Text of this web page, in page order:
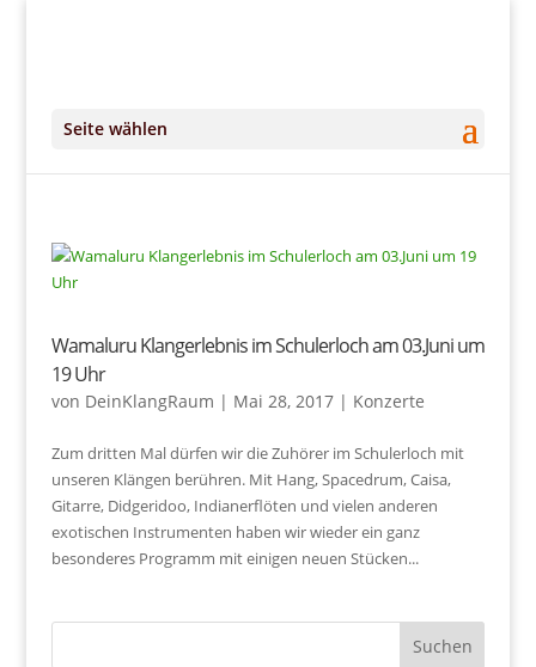
Seite wählen
Wamaluru Klangerlebnis im Schulerloch am 03.Juni um
19 Uhr
von DeinKlangRaum | Mai 28, 2017| Konzerte
Zum dritten Mal dürfen wir die Zuhörer im Schulerloch mit
unseren Klängen berühren. Mit Hang, Spacedrum, Caisa,
Gitarre, Didgeridoo, Indianerflöten und vielen anderen
exotischen Instrumenten haben wir wieder ein ganz
besonderes Programm mit einigen neuen Stücken...